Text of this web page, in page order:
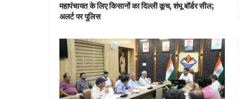
महापंचायत के लिए किसानों का दिल्ली कूच, शंभू बॉर्डर सील;
अलर्ट पर पुलिस